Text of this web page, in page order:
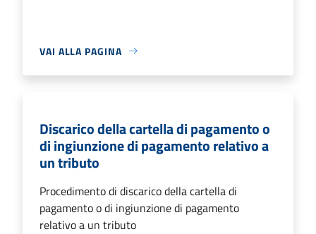
VAI ALLA PAGINA
Discarico della cartella di pagamento o
di ingiunzione di pagamento relativo a
un tributo
Procedimento di discarico della cartella di
pagamento o di ingiunzione di pagamento
relativo a un tributo